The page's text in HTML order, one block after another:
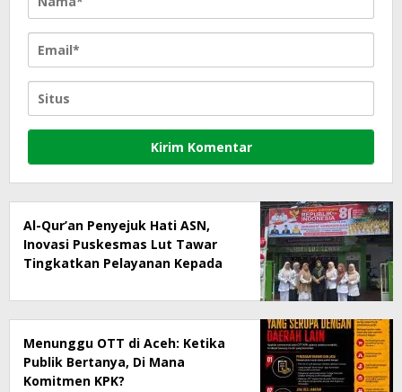
Al-Qur’an Penyejuk Hati ASN,
Inovasi Puskesmas Lut Tawar
Tingkatkan Pelayanan Kepada
Menunggu OTT di Aceh: Ketika
Publik Bertanya, Di Mana
Komitmen KPK?